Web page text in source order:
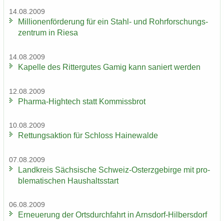
14.08.2009
Mil­lio­nen­för­de­rung für ein Stahl-​ und Rohr­for­schungs­
zen­trum in Riesa
14.08.2009
Ka­pel­le des Rit­ter­gu­tes Gamig kann sa­niert wer­den
12.08.2009
Pharma-​Hightech statt Kom­miss­brot
10.08.2009
Ret­tungs­ak­ti­on für Schloss Hai­ne­wal­de
07.08.2009
Land­kreis Säch­si­sche Schweiz-​Osterzgebirge mit pro­
ble­ma­ti­schen Haus­halts­start
06.08.2009
Er­neue­rung der Orts­durch­fahrt in Arnsdorf-​Hilbersdorf